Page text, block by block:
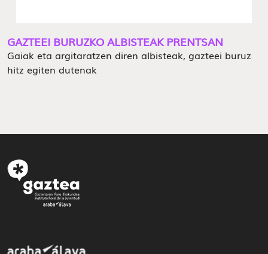
GAZTEEI BURUZKO ALBISTEAK PRENTSAN
Gaiak eta argitaratzen diren albisteak, gazteei buruz
hitz egiten dutenak